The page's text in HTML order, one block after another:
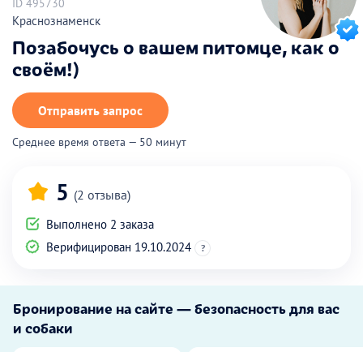
ID 495730
Краснознаменск
Позабочусь о вашем питомце, как о
своём!)
Отправить запрос
Среднее время ответа — 50 минут
5 (2 отзыва)
Выполнено 2 заказа
Верифицирован 19.10.2024
?
Бронирование на сайте — безопасность для вас
и собаки